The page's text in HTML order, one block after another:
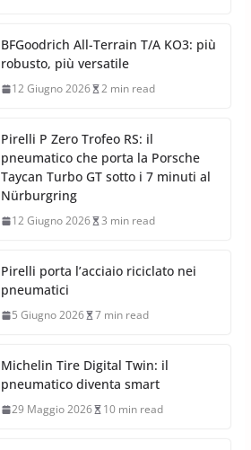
BFGoodrich All-Terrain T/A KO3: più
robusto, più versatile
12 Giugno 2026 2 min read
Pirelli P Zero Trofeo RS: il
pneumatico che porta la Porsche
Taycan Turbo GT sotto i 7 minuti al
Nürburgring
12 Giugno 2026 3 min read
Pirelli porta l’acciaio riciclato nei
pneumatici
5 Giugno 2026 7 min read
Michelin Tire Digital Twin: il
pneumatico diventa smart
29 Maggio 2026 10 min read